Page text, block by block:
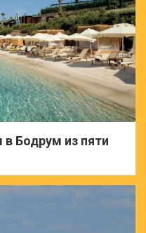
в Бодрум из пяти